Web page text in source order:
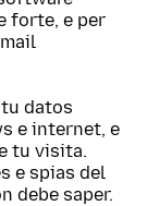
forte, e per
tu datos
e internet, e
tu visita.
e spias del
debe saper.